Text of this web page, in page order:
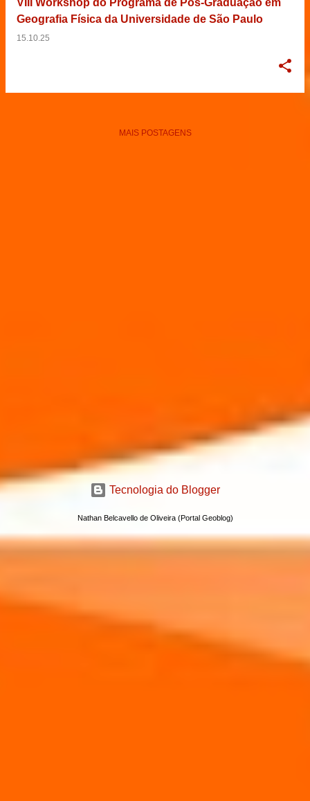
Geografia Física da Universidade de São Paulo
15.10.25
MAIS POSTAGENS
Tecnologia do Blogger
Nathan Belcavello de Oliveira (Portal Geoblog)